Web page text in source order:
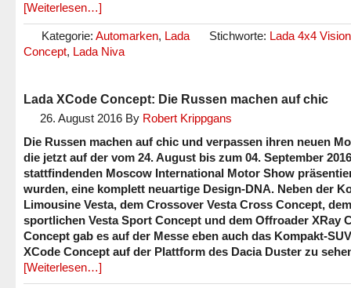
[Weiterlesen…]
Kategorie: Automarken, Lada Stichworte: Lada 4x4 Vision
Concept, Lada Niva
Lada XCode Concept: Die Russen machen auf chic
26. August 2016 By Robert Krippgans
Die Russen machen auf chic und verpassen ihren neuen
die jetzt auf der vom 24. August bis zum 04. September 2016
stattfindenden Moscow International Motor Show
wurden, eine komplett neuartige Design-DNA. Neben der
Limousine Vesta, dem Crossover Vesta Cross Concept, dem
sportlichen Vesta Sport Concept und dem Offroader XRay
Concept gab es auf der Messe eben auch das Kompakt-
XCode Concept auf der Plattform des Dacia Duster zu
[Weiterlesen…]